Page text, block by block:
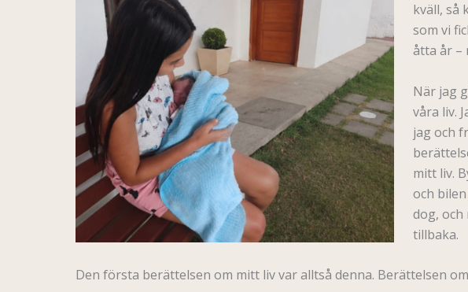
kväll, så
som vi
åtta år –
När jag
våra liv.
jag och
mitt liv.
och
dog,
tillbaka.
Den första berättelsen om mitt liv var alltså denna. Berättelsen